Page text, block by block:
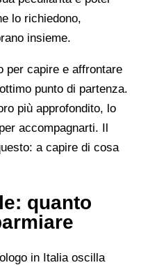
lo richiedono,
insieme.
per capire e affrontare
punto di partenza.
più approfondito, lo
accompagnarti. Il
a capire di cosa
quanto
in Italia oscilla